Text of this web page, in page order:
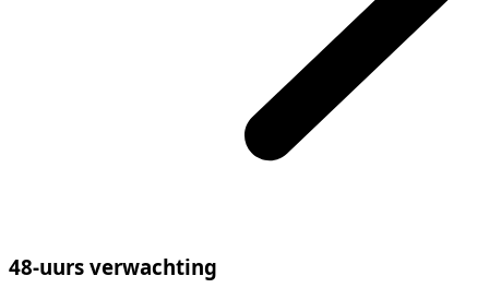
48-uurs verwachting